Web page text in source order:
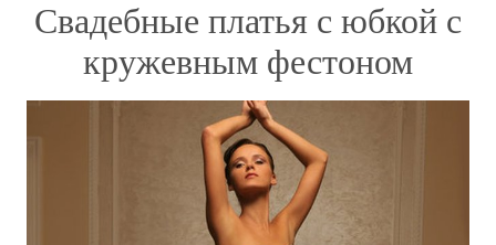
Свадебные платья с юбкой с
кружевным фестоном